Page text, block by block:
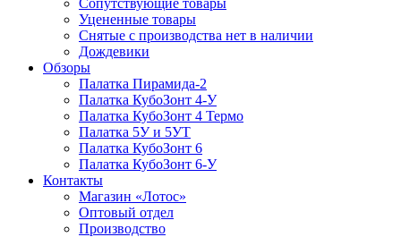
Уцененные товары
Снятые с производства нет в наличии
Дождевики
Обзоры
Палатка Пирамида-2
Палатка КубоЗонт 4-У
Палатка КубоЗонт 4 Термо
Палатка 5У и 5УТ
Палатка КубоЗонт 6
Палатка КубоЗонт 6-У
Контакты
Магазин «Лотос»
Оптовый отдел
Производство